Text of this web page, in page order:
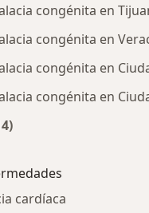
congénita en
congénita en
congénita en
congénita en
cardíaca